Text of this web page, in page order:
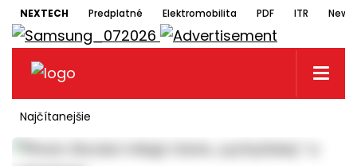
NEXTECH Predplatné Elektromobilita PDF ITR
Najčítanejšie